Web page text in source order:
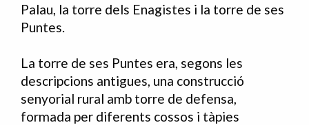
Palau, la torre dels Enagistes i la torre de ses
Puntes.
La torre de ses Puntes era, segons les
descripcions antigues, una construcció
senyorial rural amb torre de defensa,
formada per diferents cossos i tàpies